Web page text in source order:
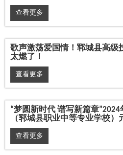
查看更多
歌声激荡爱国情！郓城县高级
太燃了！
查看更多
“梦圆新时代 谱写新篇章
（郓城县职业中等专业学校）
查看更多